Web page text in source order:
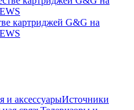
картриджей G&G на
и аксессуарыИсточники